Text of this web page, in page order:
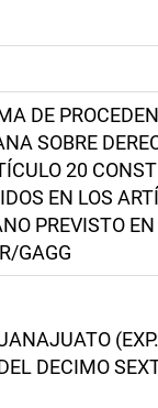
DE
SOBRE
20
EN LOS
PREVISTO
GAGG
DECIMO